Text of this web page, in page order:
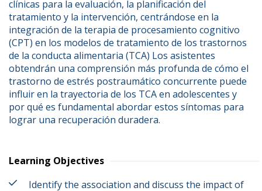
clínicas para la evaluación, la planificación del
tratamiento y la intervención, centrándose en la
integración de la terapia de procesamiento cognitivo
(CPT) en los modelos de tratamiento de los trastornos
de la conducta alimentaria (TCA) Los asistentes
obtendrán una comprensión más profunda de cómo el
trastorno de estrés postraumático concurrente puede
influir en la trayectoria de los TCA en adolescentes y
por qué es fundamental abordar estos síntomas para
lograr una recuperación duradera.
Learning Objectives
Identify the association and discuss the impact of